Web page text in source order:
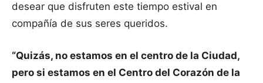
desear que disfruten este tiempo estival en
compañía de sus seres queridos.
“Quizás, no estamos en el centro de la Ciudad,
pero si estamos en el Centro del Corazón de la